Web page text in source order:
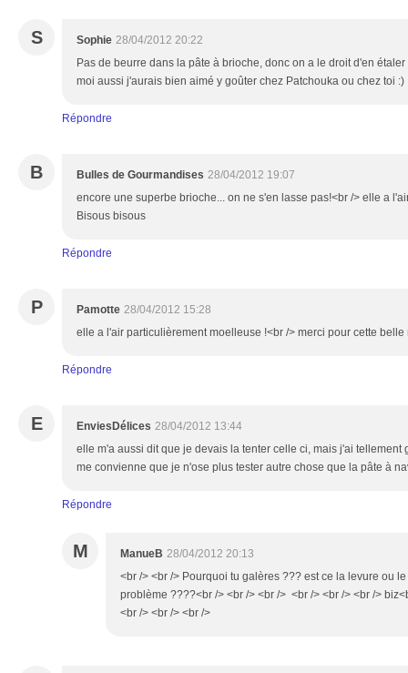
S Sophie 28/04/2012 20:22
Pas de beurre dans la pâte à brioche, donc on a le droit d'en
moi aussi j'aurais bien aimé y goûter chez Patchouka ou chez toi :)
Répondre
B Bulles de Gourmandises 28/04/2012 19:07
encore une superbe brioche... on ne s'en lasse pas!<br /> elle a
Bisous bisous
Répondre
P Pamotte 28/04/2012 15:28
elle a l'air particulièrement moelleuse !<br /> merci pour cette belle
Répondre
E EnviesDélices 28/04/2012 13:44
elle m'a aussi dit que je devais la tenter celle ci, mais j'ai tellement
me convienne que je n'ose plus tester autre chose que la pâte à
Répondre
M ManueB 28/04/2012 20:13
<br /> <br /> Pourquoi tu galères ??? est ce la levure ou
problème ????<br /> <br /> <br /> <br /> <br /> <br />
<br /> <br /> <br />